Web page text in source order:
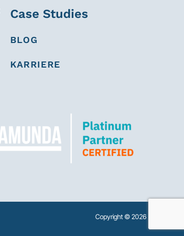
Case Studies
BLOG
KARRIERE
Copyright © 2026